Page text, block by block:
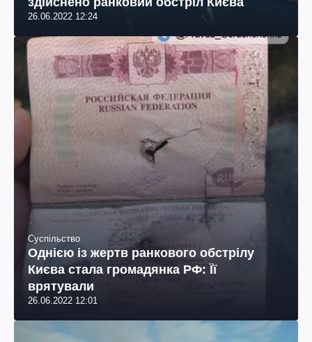
26.06.2022 12:24
Суспільство
Однією із жертв ранкового обстрілу
Києва стала громадянка РФ: Її
врятували
26.06.2022 12:01